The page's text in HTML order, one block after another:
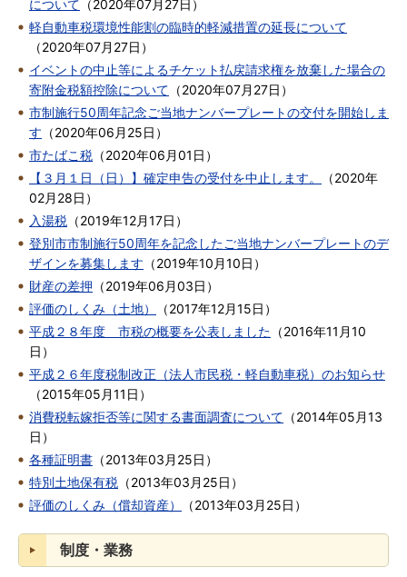
について （2020年07月27日 ）
軽自動車税環境性能割の臨時的軽減措置の延長について
（2020年07月27日 ）
イベントの中止等によるチケット払戻請求権を放棄した場合の
寄附金税額控除について （2020年07月27日 ）
市制施行50周年記念ご当地ナンバープレートの交付を開始しま
す （2020年06月25日 ）
市たばこ税 （2020年06月01日 ）
【３月１日（日）】確定申告の受付を中止します。
（2020年
02月28日 ）
入湯税 （2019年12月17日 ）
登別市市制施行50周年を記念したご当地ナンバープレートのデ
ザインを募集します （2019年10月10日 ）
財産の差押 （2019年06月03日 ）
評価のしくみ（土地）
（2017年12月15日 ）
平成２８年度 市税の概要を公表しました （2016年11月10
日 ）
平成２６年度税制改正（法人市民税・軽自動車税）のお知らせ
（2015年05月11日 ）
消費税転嫁拒否等に関する書面調査について （2014年05月13
日 ）
各種証明書 （2013年03月25日 ）
特別土地保有税 （2013年03月25日 ）
評価のしくみ（償却資産）
（2013年03月25日 ）
制度・業務